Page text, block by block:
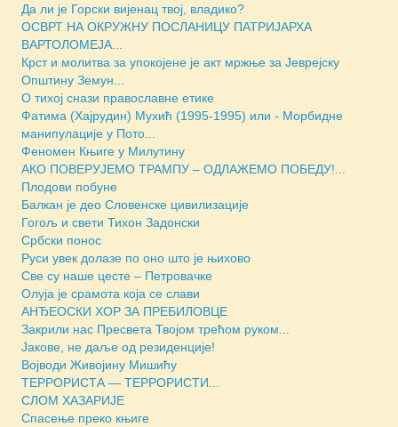
Да ли је Горски вијенац твој, владико?
ОСВРТ НА ОКРУЖНУ ПОСЛАНИЦУ ПАТРИЈАРХА
ВАРТОЛОМЕЈА...
Крст и молитва за упокојене је акт мржње за Јеврејску
Општину Земун...
О тихој снази православне етике
Фатима (Хајрудин) Мухић (1995-1995) или - Морбидне
манипулације у Пото...
Феномен Књиге у Милутину
АКО ПОВЕРУЈЕМО ТРАМПУ – ОДЛАЖЕМО ПОБЕДУ!...
Плодови побуне
Балкан је део Словенске цивилизације
Гогољ и свети Тихон Задонски
Србски понос
Руси увек долазе по оно што је њихово
Све су наше цесте – Петровачке
Олуја је срамота која се слави
АНЂЕОСКИ ХОР ЗА ПРЕБИЛОВЦЕ
Закрили нас Пресвета Твојом трећом руком...
Јакове, не даље од резиденције!
Војводи Живојину Мишићу
ТЕРРОРИСТА — ТЕРРОРИСТИ...
СЛОМ ХАЗАРИЈЕ
Спасење преко књиге